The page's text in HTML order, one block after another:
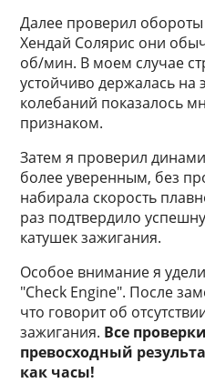
Далее проверил обороты
Хендай Солярис они
об/мин. В моем случае
устойчиво держалась на
колебаний показалось
признаком.
Затем я проверил
более уверенным, без
набирала скорость
раз подтвердило
катушек зажигания.
Особое внимание я
"Check Engine". После
что говорит об
зажигания. Все
превосходный
как часы!